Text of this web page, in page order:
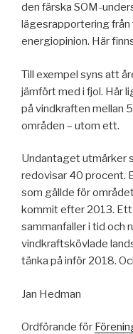
den färska SOM-
lägesrapportering
energiopinion. Här
Till exempel syns att
jämfört med i fjol. Här
på vindkraften mellan
områden – utom ett.
Undantaget utmärker
redovisar 40 procent.
som gällde för
kommit efter 2013. Ett
sammanfaller i tid och
vindkraftskövlade
tänka på inför 2018.
Jan Hedman
Ordförande för